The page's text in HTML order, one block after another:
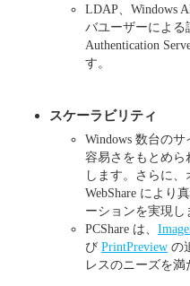
LDAP、Windows
バユーザーによる
Authentication
す。
スケーラビリティ
Windows 数台の
容易さをもとめら
します。さらに、
WebShare により
ーションを実現し
PCShare は、
び PrintPreview の
レスのニーズを満